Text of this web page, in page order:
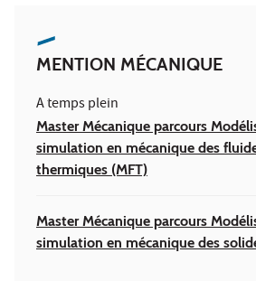
MENTION MÉCANIQUE
A temps plein
Master Mécanique parcours
simulation en mécanique des
thermiques (MFT)
Master Mécanique parcours
simulation en mécanique des